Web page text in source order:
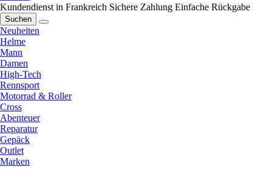
Kundendienst in Frankreich Sichere Zahlung Einfache Rückgabe
Suchen
Neuheiten
Helme
Mann
Damen
High-Tech
Rennsport
Motorrad & Roller
Cross
Abenteuer
Reparatur
Gepäck
Outlet
Marken